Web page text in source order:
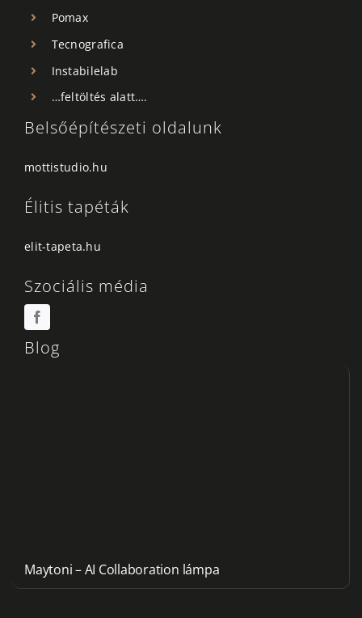
Pomax
Tecnografica
Instabilelab
…feltöltés alatt….
Belsőépítészeti oldalunk
mottistudio.hu
Élitis tapéták
elit-tapeta.hu
Szociális média
Blog
Maytoni – AI Collaboration lámpa